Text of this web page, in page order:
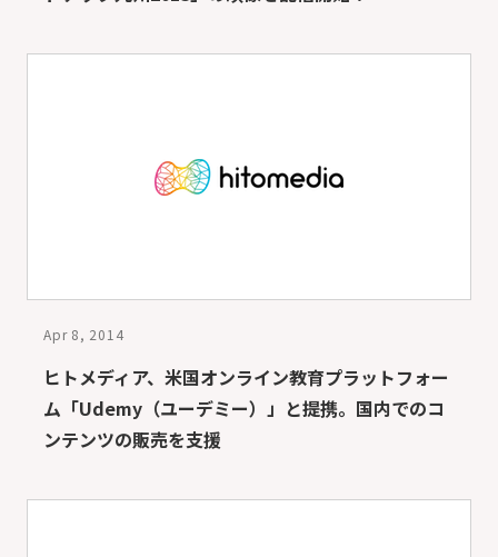
Apr 8, 2014
ヒトメディア、米国オンライン教育プラットフォー
ム「Udemy（ユーデミー）」と提携。国内でのコ
ンテンツの販売を支援